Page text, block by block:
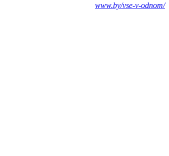
www.by/vse-v-odnom/